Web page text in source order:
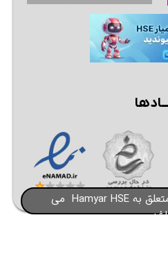
تمام حقوق این سایت متعلق به Hamyar HSE می